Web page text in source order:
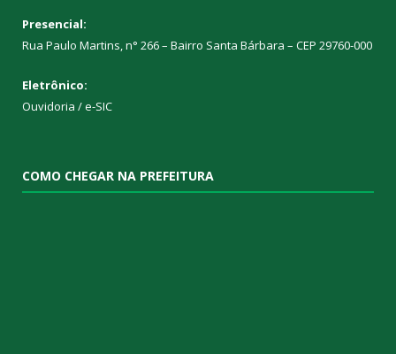
Presencial:
Rua Paulo Martins, n° 266 – Bairro Santa Bárbara – CEP 29760-000
Eletrônico:
Ouvidoria /e-SIC
COMO CHEGAR NA PREFEITURA